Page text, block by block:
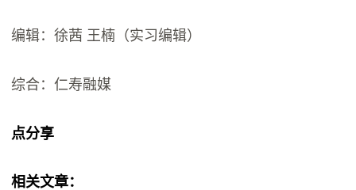
编辑：徐茜 王楠（实习编辑）
综合：仁寿融媒
点分享
相关文章：